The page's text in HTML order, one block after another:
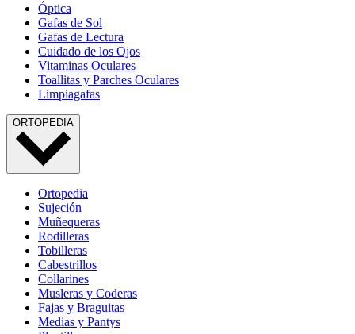
Óptica
Gafas de Sol
Gafas de Lectura
Cuidado de los Ojos
Vitaminas Oculares
Toallitas y Parches Oculares
Limpiagafas
ORTOPEDIA
Ortopedia
Sujeción
Muñequeras
Rodilleras
Tobilleras
Cabestrillos
Collarines
Musleras y Coderas
Fajas y Braguitas
Medias y Pantys